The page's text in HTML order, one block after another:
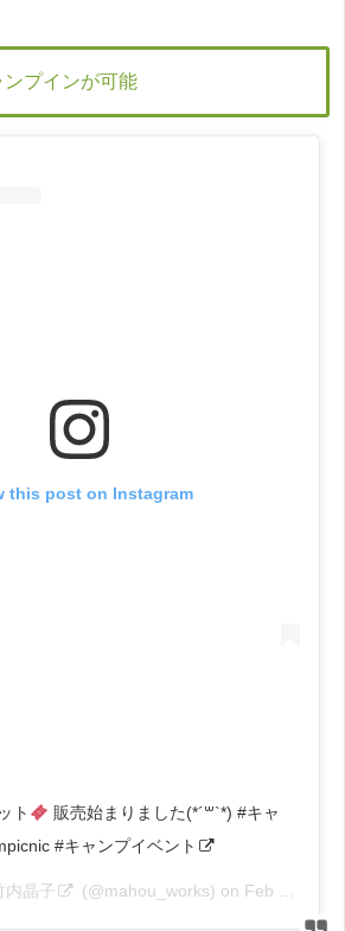
プインが可能
this post on Instagram
ト
販売始まりました(*´꒳`*) #キャ
#キャンプイベント
内晶子 (@mahou_works) on Feb 16, 2019 at 3:08am PST